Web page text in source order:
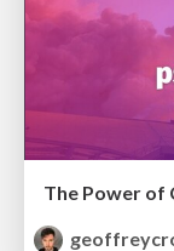
The Power of